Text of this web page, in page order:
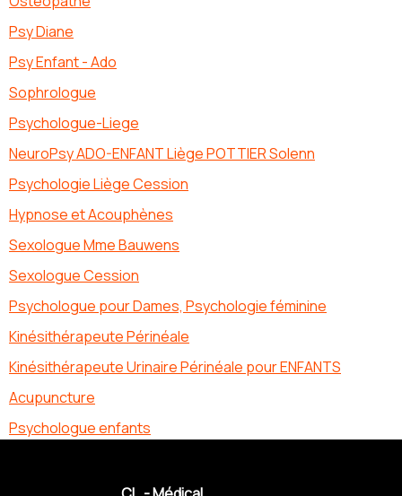
Psy Diane
Psy Enfant - Ado
Sophrologue
Psychologue-Liege
NeuroPsy ADO-ENFANT Liège POTTIER Solenn
Psychologie Liège Cession
Hypnose et Acouphènes
Sexologue Mme Bauwens
Sexologue Cession
Psychologue pour Dames, Psychologie féminine
Kinésithérapeute Périnéale
Kinésithérapeute Urinaire Périnéale pour ENFANTS
Acupuncture
Psychologue enfants